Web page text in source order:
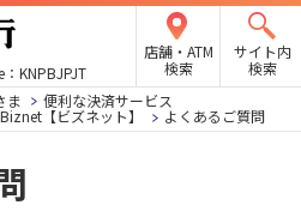
KNPBJPJT
店舗・ATM
検索
サイト内
検索
ま
便利な決済サービス
【ビズネット】
よくあるご質問